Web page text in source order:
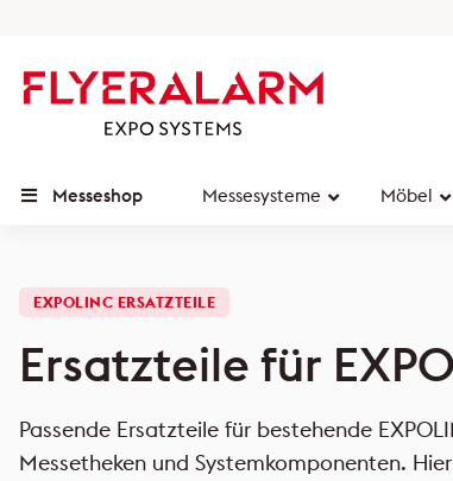
Messeshop Messesysteme Möbel
EXPOLINC ERSATZTEILE
Ersatzteile für
Passende Ersatzteile für bestehende
Messetheken und Systemkomponenten.